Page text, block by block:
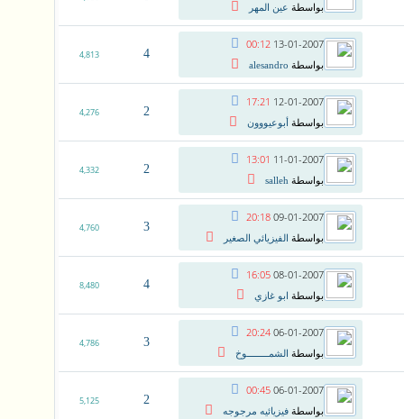
بواسطة عين المهر
13-01-2007
00:12
بواسطة alesandro
4
4,813
12-01-2007
17:21
بواسطة أبوعيووون
2
4,276
11-01-2007
13:01
بواسطة salleh
2
4,332
09-01-2007
20:18
بواسطة الفيزيائي الصغير
3
4,760
08-01-2007
16:05
بواسطة ابو غازي
4
8,480
06-01-2007
20:24
بواسطة الشمــــــــوخ
3
4,786
06-01-2007
00:45
بواسطة فيزيائيه مرجوجه
2
5,125